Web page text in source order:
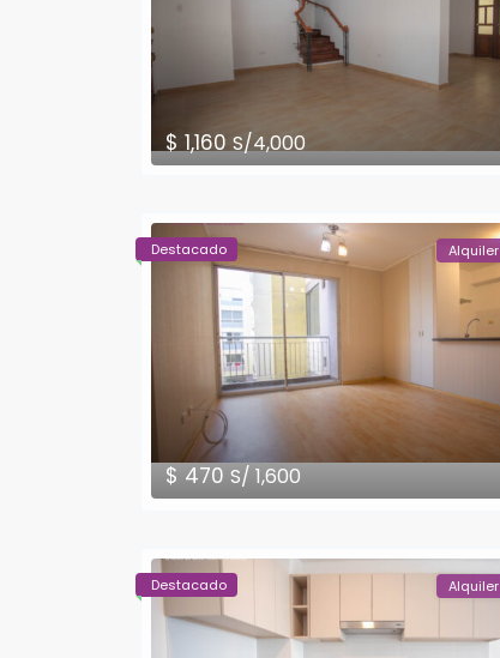
$ 1,160 S/4,000
$ 470 S/ 1,600
Alquiler
Destacado
Alquiler
Destacado